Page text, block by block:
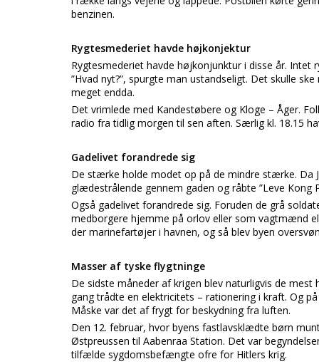
benzinen.
Rygtesmederiet havde højkonjektur
Rygtesmederiet havde højkonjunktur i disse år. Intet
”Hvad nyt?”, spurgte man ustandseligt. Det skulle
meget endda.
Det vrimlede med Kandestøbere og Kloge – Åger.
radio fra tidlig morgen til sen aften. Særlig kl. 18.15
Gadelivet forandrede sig
De stærke holde modet op på de mindre stærke. Da
glædestrålende gennem gaden og råbte ”Leve Kong
Også gadelivet forandrede sig. Foruden de grå
medborgere hjemme på orlov eller som vagtmænd
der marinefartøjer i havnen, og så blev byen
Masser af tyske flygtninge
De sidste måneder af krigen blev naturligvis de
gang trådte en elektricitets – rationering i kraft. Og
Måske var det af frygt for beskydning fra luften.
Den 12. februar, hvor byens fastlavsklædte børn
Østpreussen til Aabenraa Station. Det var
tilfælde sygdomsbefængte ofre for Hitlers krig.